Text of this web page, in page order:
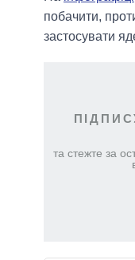
побачити,
застосувати
та стежте за